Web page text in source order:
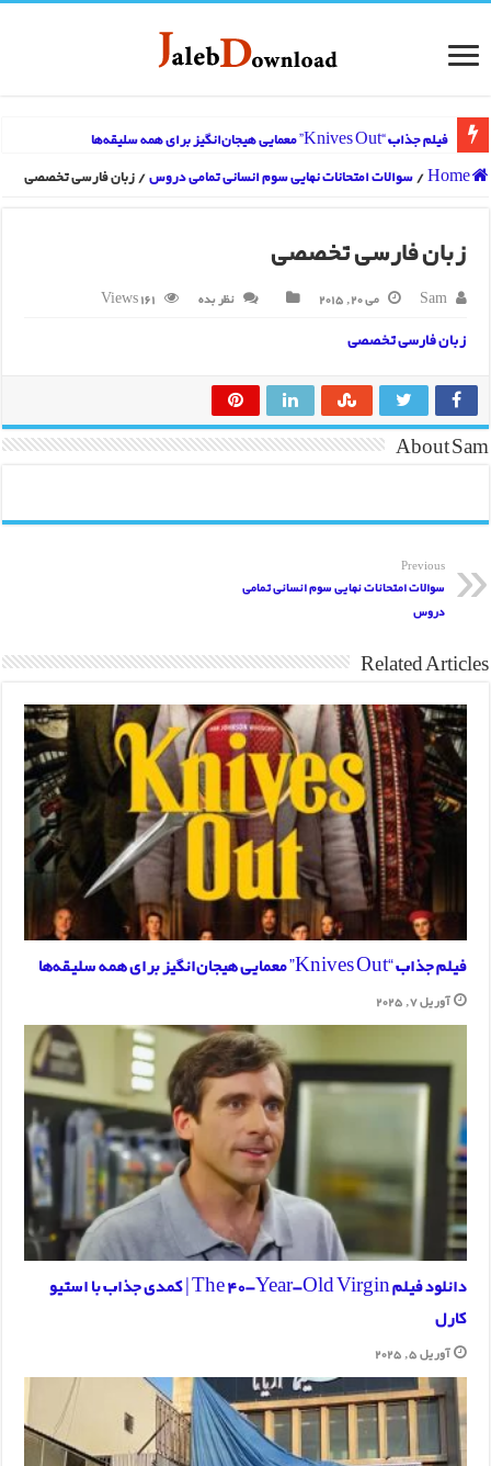
فیلم جذاب “Knives Out” معمایی هیجان‌انگیز برای همه سلیقه‌ها
Home
/سوالات امتحانات نهایی سوم انسانی تمامی دروس/زبان فارسی تخصصی
زبان فارسی تخصصی
Sam می 20, 2015 نظر بده 161 Views
زبان فارسی تخصصی
About Sam
Previous
سوالات امتحانات نهایی سوم انسانی تمامی
دروس
Related Articles
فیلم جذاب “Knives Out” معمایی هیجان‌انگیز برای همه سلیقه‌ها
آوریل 7, 2025
دانلود فیلم The 40-Year-Old Virgin | کمدی جذاب با استیو
کارل
آوریل 5, 2025